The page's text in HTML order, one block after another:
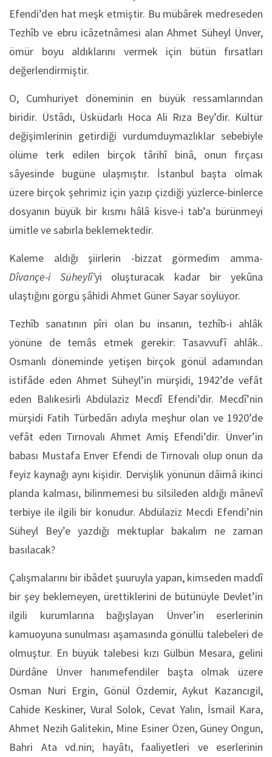
Efendi’den hat meşk etmiştir. Bu mübârek medreseden
Tezhîb ve ebru icâzetnâmesi alan Ahmet Süheyl Ünver,
ömür boyu aldıklarını vermek için bütün fırsatları
değerlendirmiştir.
O, Cumhuriyet döneminin en büyük ressamlarından
biridir. Üstâdı, Üsküdarlı Hoca Ali Rıza Bey’dir. Kültür
değişimlerinin getirdiği vurdumduymazlıklar sebebiyle
ölüme terk edilen birçok târihî binâ, onun fırçası
sâyesinde bugüne ulaşmıştır. İstanbul başta olmak
üzere birçok şehrimiz için yazıp çizdiği yüzlerce-binlerce
dosyanın büyük bir kısmı hâlâ kisve-i tab’a bürünmeyi
ümitle ve sabırla beklemektedir.
Kaleme aldığı şiirlerin -bizzat görmedim amma-
Dîvançe-i Süheylî’yi oluşturacak kadar bir yekûna
ulaştığını görgü şâhidi Ahmet Güner Sayar söylüyor.
Tezhîb sanatının pîri olan bu insanın, tezhîb-i ahlâk
yönüne de temâs etmek gerekir: Tasavvufî ahlâk..
Osmanlı döneminde yetişen birçok gönül adamından
istifâde eden Ahmet Süheyl’in mürşidi, 1942’de vefât
eden Balıkesirli Abdülaziz Mecdî Efendi’dir. Mecdî’nin
mürşidi Fatih Türbedârı adıyla meşhur olan ve 1920’de
vefât eden Tırnovalı Ahmet Amiş Efendi’dir. Ünver’in
babası Mustafa Enver Efendi de Tırnovalı olup onun da
feyiz kaynağı aynı kişidir. Dervişlik yönünün dâimâ ikinci
planda kalması, bilinmemesi bu silsileden aldığı mânevî
terbiye ile ilgili bir konudur. Abdülaziz Mecdi Efendi’nin
Süheyl Bey’e yazdığı mektuplar bakalım ne zaman
basılacak?
Çalışmalarını bir ibâdet şuuruyla yapan, kimseden maddî
bir şey beklemeyen, ürettiklerini de bütünüyle Devlet’in
ilgili kurumlarına bağışlayan Ünver’in eserlerinin
kamuoyuna sunulması aşamasında gönüllü talebeleri de
olmuştur. En büyük talebesi kızı Gülbün Mesara, gelini
Dürdâne Ünver hanımefendiler başta olmak üzere
Osman Nuri Ergin, Gönül Özdemir, Aykut Kazancıgil,
Cahide Keskiner, Vural Solok, Cevat Yalın, İsmail Kara,
Ahmet Nezih Galitekin, Mine Esiner Özen, Güney Ongun,
Bahri Ata vd.nin; hayâtı, faaliyetleri ve eserlerinin